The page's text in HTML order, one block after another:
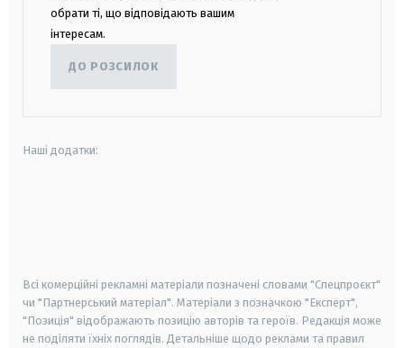
обрати ті, що відповідають вашим
інтересам.
ДО РОЗСИЛОК
Наші додатки:
Всі комерційні рекламні матеріали позначені словами "Спецпроєкт"
чи "Партнерський матеріал". Матеріали з позначкою "Експерт",
"Позиція" відображають позицію авторів та героїв. Редакція може
не поділяти їхніх поглядів. Детальніше щодо реклами та правил